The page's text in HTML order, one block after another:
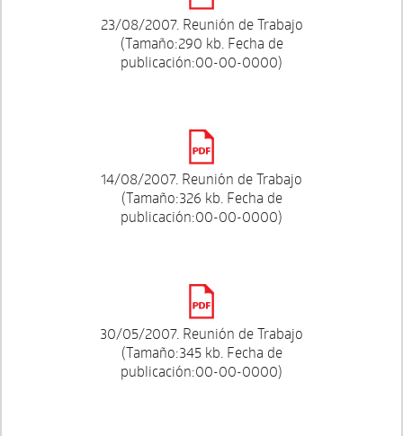
23/08/2007. Reunión de Trabajo
(Tamaño:290 kb. Fecha de
publicación:00-00-0000)
14/08/2007. Reunión de Trabajo
(Tamaño:326 kb. Fecha de
publicación:00-00-0000)
30/05/2007. Reunión de Trabajo
(Tamaño:345 kb. Fecha de
publicación:00-00-0000)